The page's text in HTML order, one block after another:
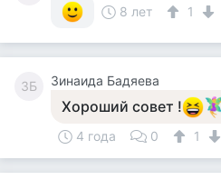
8 лет
1
ЗБ Зинаида Бадяева
Хороший совет !
4 года 0 1